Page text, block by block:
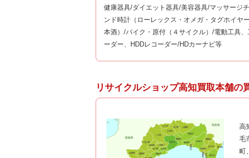
健康器具/ダイエット器具/美容器具/マッサージ
ンド時計（ローレックス・オメガ・タグホイヤ
本酒）/バイク・原付（４サイクル）/電動工具
ーダー、HDDレコーダー/HDカーナビ等
リサイクルショップ高知買取本舗の
高
毛
町